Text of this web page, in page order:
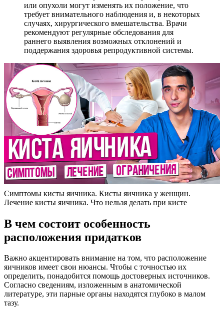
или опухоли могут изменять их положение, что
требует внимательного наблюдения и, в некоторых
случаях, хирургического вмешательства. Врачи
рекомендуют регулярные обследования для
раннего выявления возможных отклонений и
поддержания здоровья репродуктивной системы.
Симптомы кисты яичника. Кисты яичника у женщин.
Лечение кисты яичника. Что нельзя делать при кисте
В чем состоит особенность
расположения придатков
Важно акцентировать внимание на том, что расположение
яичников имеет свои нюансы. Чтобы с точностью их
определить, понадобится помощь достоверных источников.
Согласно сведениям, изложенным в анатомической
литературе, эти парные органы находятся глубоко в малом
тазу.